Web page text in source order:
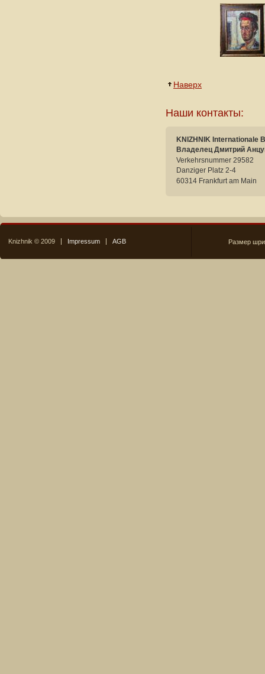
Наверх
Наши контакты:
KNIZHNIK Internationale
Владелец Дмитрий
Verkehrsnummer 29582
Danziger Platz 2-4
60314 Frankfurt am Main
Knizhnik © 2009 Impressum AGB Размер